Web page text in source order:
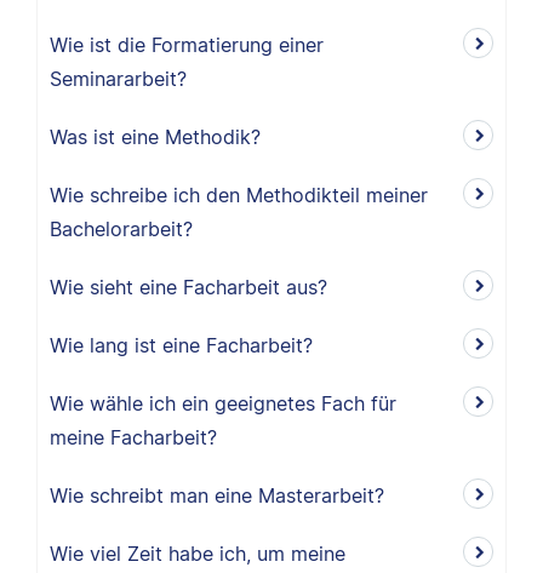
Wie ist die Formatierung einer
Seminararbeit?
Was ist eine Methodik?
Wie schreibe ich den Methodikteil meiner
Bachelorarbeit?
Wie sieht eine Facharbeit aus?
Wie lang ist eine Facharbeit?
Wie wähle ich ein geeignetes Fach für
meine Facharbeit?
Wie schreibt man eine Masterarbeit?
Wie viel Zeit habe ich, um meine